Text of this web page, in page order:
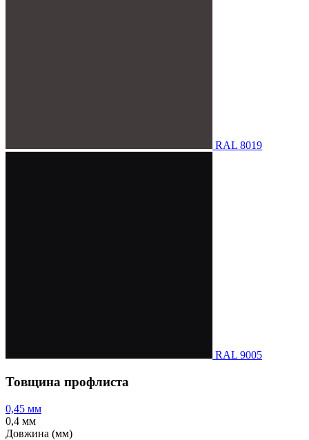
RAL 8019
RAL 9005
Товщина профлиста
0,45 мм
0,4 мм
Довжина (мм)